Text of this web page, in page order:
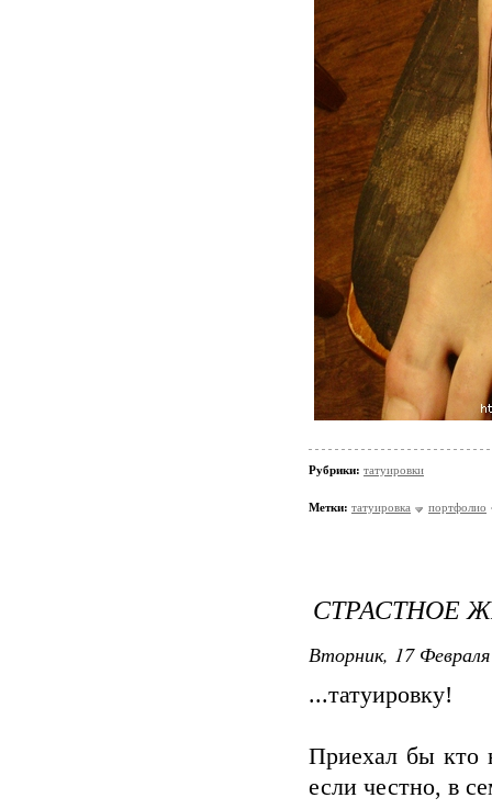
Рубрики: татуировки
Метки: татуировка портфолио
СТРАСТНОЕ
Вторник, 17
...татуировку!
Приехал бы кто
если честно, в